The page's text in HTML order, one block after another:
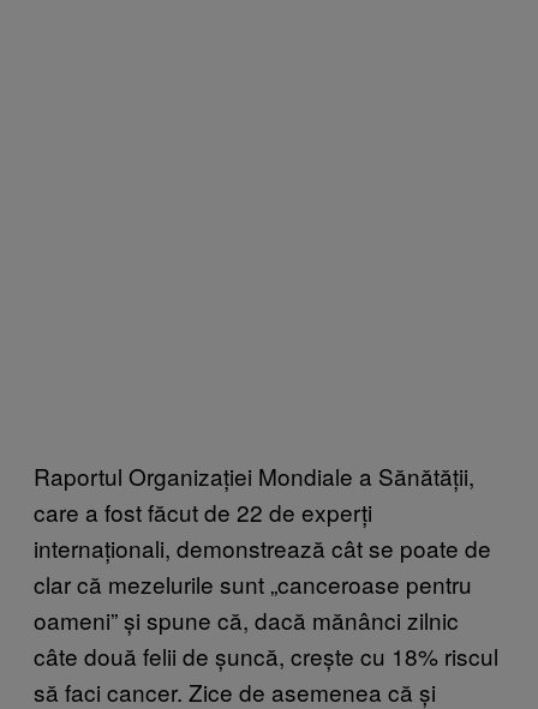
Raportul Organizației Mondiale a Sănătății,
care a fost făcut de 22 de experți
internaționali, demonstrează cât se poate de
clar că mezelurile sunt „canceroase pentru
oameni” și spune că, dacă mănânci zilnic
câte două felii de șuncă, crește cu 18% riscul
să faci cancer. Zice de asemenea că și